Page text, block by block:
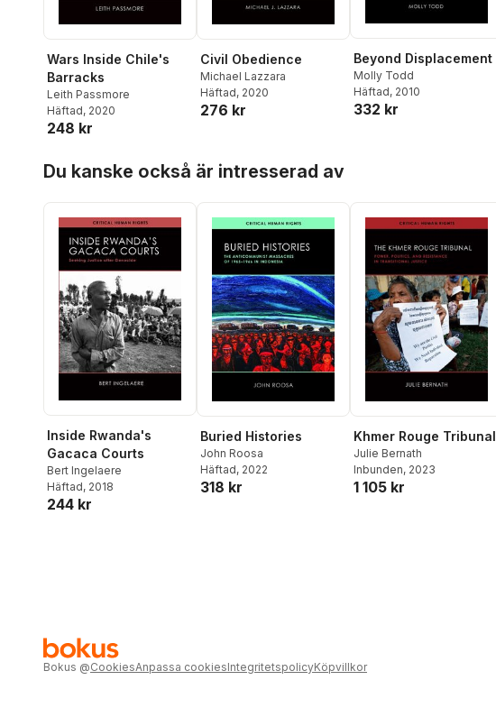
Wars Inside Chile's
Barracks
Leith Passmore
Häftad, 2020
248 kr
Civil Obedience
Michael Lazzara
Häftad, 2020
276 kr
Beyond Displacement
Molly Todd
Häftad, 2010
332 kr
Du kanske också är intresserad av
Inside Rwanda's
Gacaca Courts
Bert Ingelaere
Häftad, 2018
244 kr
Buried Histories
John Roosa
Häftad, 2022
318 kr
Khmer Rouge Tribunal
Julie Bernath
Inbunden, 2023
1 105 kr
Bokus @CookiesAnpassa cookiesIntegritetspolicyKöpvillkor